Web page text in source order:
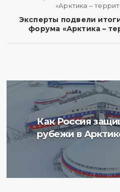
Эксперты подвели
форума «Арктика –
Как Россия
рубежи в
Ученые
плавучего
радиоактивности
отложений в